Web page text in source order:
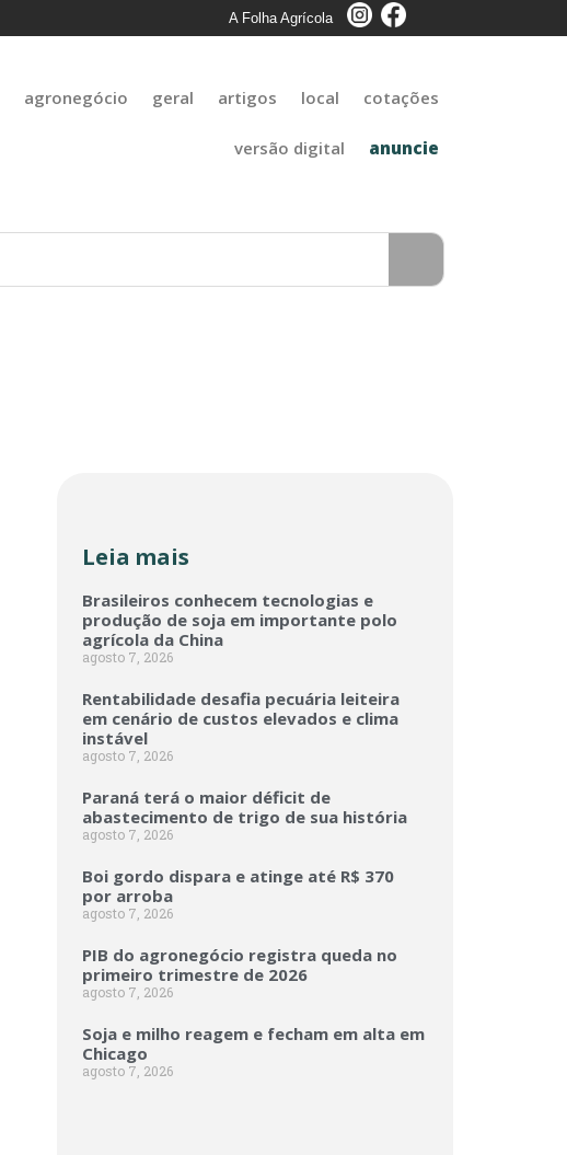
A Folha Agrícola
agronegócio geral artigos local cotações
versão digital anuncie
Leia mais
Brasileiros conhecem tecnologias e
produção de soja em importante polo
agrícola da China
agosto 7, 2026
Rentabilidade desafia pecuária leiteira
em cenário de custos elevados e clima
instável
agosto 7, 2026
Paraná terá o maior déficit de
abastecimento de trigo de sua história
agosto 7, 2026
Boi gordo dispara e atinge até R$ 370
por arroba
agosto 7, 2026
PIB do agronegócio registra queda no
primeiro trimestre de 2026
agosto 7, 2026
Soja e milho reagem e fecham em alta em
Chicago
agosto 7, 2026